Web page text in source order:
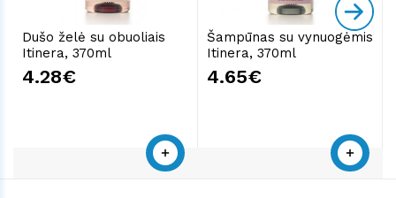
Dušo želė su obuoliais
Itinera, 370ml
4.28€
Šampūnas su vynuogėmis
Itinera, 370ml
4.65€